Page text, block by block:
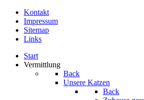
Kontakt
Impressum
Sitemap
Links
Start
Vermittlung
Back
Unsere Katzen
Back